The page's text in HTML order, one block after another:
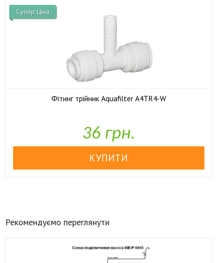
Супер Ціна
Фітинг трійник Aquafilter A4TR4-W
36 грн.
Рекомендуємо переглянути